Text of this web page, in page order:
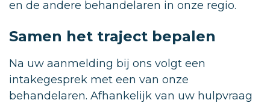
en de andere behandelaren in onze regio.
Samen het traject bepalen
Na uw aanmelding bij ons volgt een
intakegesprek met een van onze
behandelaren. Afhankelijk van uw hulpvraag